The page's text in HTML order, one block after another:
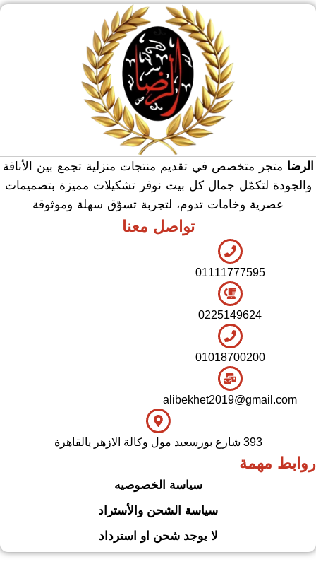
هدايا وسيلفر
01111777595
0225149624
01018700200
الرضا متجر متخصص في تقديم منتجات منزلية تجمع بين الأناقة
والجودة لتكمّل جمال كل بيت نوفر تشكيلات مميزة بتصميمات
عصرية وخامات تدوم، لتجربة تسوّق سهلة وموثوقة
تواصل معنا
روابط مهمة
سياسة الخصوصيه
سياسة الشحن والأستراد
لا يوجد شحن او استرداد
alibekhet2019@gmail.com
393 شارع بورسعيد مول وكالة الازهر يالقاهرة